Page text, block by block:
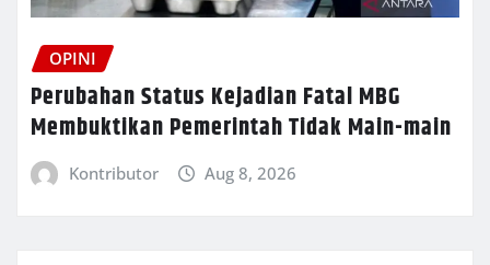
OPINI
Perubahan Status Kejadian Fatal MBG
Membuktikan Pemerintah Tidak Main-main
Kontributor Aug 8, 2026